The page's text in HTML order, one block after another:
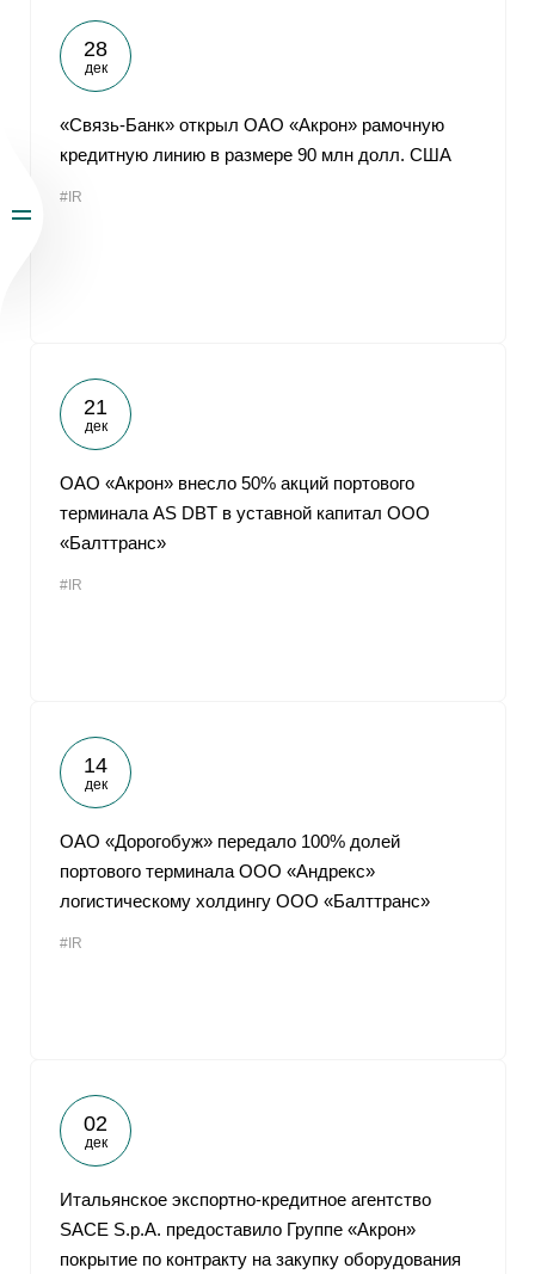
28
дек
«Связь-Банк» открыл ОАО «Акрон» рамочную
кредитную линию в размере 90 млн долл. США
#IR
21
дек
ОАО «Акрон» внесло 50% акций портового
терминала AS DBT в уставной капитал ООО
«Балттранс»
#IR
14
дек
ОАО «Дорогобуж» передало 100% долей
портового терминала ООО «Андрекс»
логистическому холдингу ООО «Балттранс»
#IR
02
дек
Итальянское экспортно-кредитное агентство
SACE S.p.A. предоставило Группе «Акрон»
покрытие по контракту на закупку оборудования